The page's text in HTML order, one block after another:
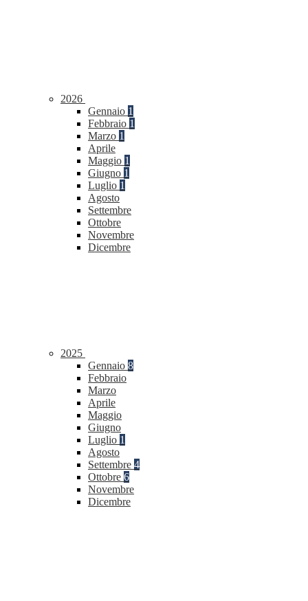
2026
Gennaio 1
Febbraio 1
Marzo 1
Aprile
Maggio 1
Giugno 1
Luglio 1
Agosto
Settembre
Ottobre
Novembre
Dicembre
2025
Gennaio 8
Febbraio
Marzo
Aprile
Maggio
Giugno
Luglio 1
Agosto
Settembre 4
Ottobre 6
Novembre
Dicembre